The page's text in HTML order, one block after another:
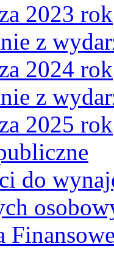
2023 rok
z
2024 rok
z
2025 rok
do